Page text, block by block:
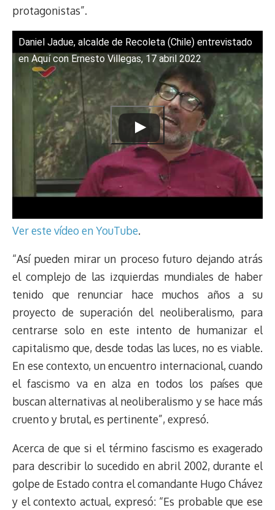
protagonistas”.
Daniel Jadue, alcalde de Recoleta (Chile) entrevistado
en Aquí con Ernesto Villegas, 17 abril 2022
Ver este vídeo en YouTube.
“Así pueden mirar un proceso futuro dejando atrás
el complejo de las izquierdas mundiales de haber
tenido que renunciar hace muchos años a su
proyecto de superación del neoliberalismo, para
centrarse solo en este intento de humanizar el
capitalismo que, desde todas las luces, no es viable.
En ese contexto, un encuentro internacional, cuando
el fascismo va en alza en todos los países que
buscan alternativas al neoliberalismo y se hace más
cruento y brutal, es pertinente”, expresó.
Acerca de que si el término fascismo es exagerado
para describir lo sucedido en abril 2002, durante el
golpe de Estado contra el comandante Hugo Chávez
y el contexto actual, expresó: “Es probable que ese